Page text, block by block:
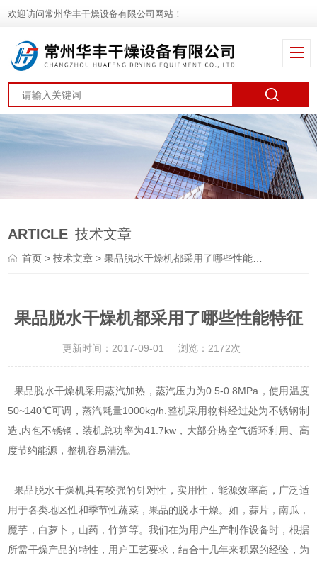
欢迎访问常州华丰干燥设备有限公司网站！
ARTICLE 技术文章
首页 >技术文章 > 果品脱水干燥机都采用了哪些性能特征
果品脱水干燥机都采用了哪些性能特征
更新时间：2017-09-01 浏览：2172次
果品脱水干燥机采用蒸汽加热，蒸汽压力为0.5-0.8MPa，使用温度
50~140℃可调，蒸汽耗量1000kg/h.整机采用物料经过处为不锈钢制
造,内包不锈钢，装机总功率为41.7kw，大部分热空气循环利用、高
度节约能源，整机容易清洗。
果品脱水干燥机具有较强的针对性，实用性，能源效率高，广泛适
用于各类地区性和季节性蔬菜，果品的脱水干燥。如，蒜片，南瓜，
魔芋，白萝卜，山药，竹笋等。我们在为用户生产制作设备时，根据
所需干燥产品的特性，用户工艺要求，结合十几年来积累的经验，为